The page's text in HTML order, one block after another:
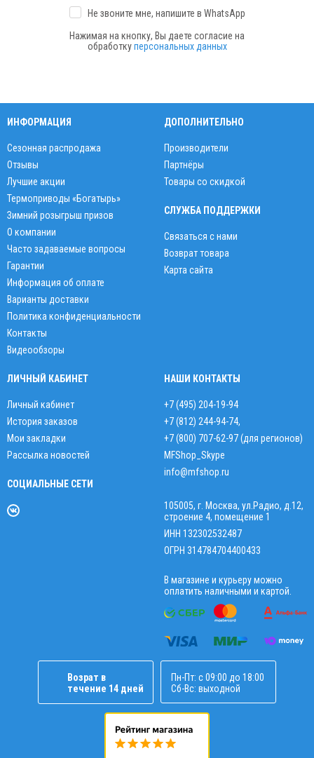
Не звоните мне, напишите в WhatsApp
Нажимая на кнопку, Вы даете согласие на
обработкуперсональных данных
ИНФОРМАЦИЯ
Сезонная распродажа
Отзывы
Лучшие акции
Термоприводы «Богатырь»
Зимний розыгрыш призов
О компании
Часто задаваемые вопросы
Гарантии
Информация об оплате
Варианты доставки
Политика конфиденциальности
Контакты
Видеообзоры
ДОПОЛНИТЕЛЬНО
Производители
Партнёры
Товары со скидкой
СЛУЖБА ПОДДЕРЖКИ
Связаться с нами
Возврат товара
Карта сайта
ЛИЧНЫЙ КАБИНЕТ
Личный кабинет
История заказов
Мои закладки
Рассылка новостей
СОЦИАЛЬНЫЕ СЕТИ
НАШИ КОНТАКТЫ
+7 (495) 204-19-94
+7 (812) 244-94-74,
+7 (800) 707-62-97 (для регионов)
MFShop_Skype
info@mfshop.ru
105005, г. Москва, ул.Радио, д.12,
строение 4, помещение 1
ИНН 132302532487
ОГРН 314784704400433
В магазине и курьеру можно
оплатить наличными и картой.
Возрат в
течение 14 дней
Пн-Пт: с 09:00 до 18:00
Сб-Вс: выходной